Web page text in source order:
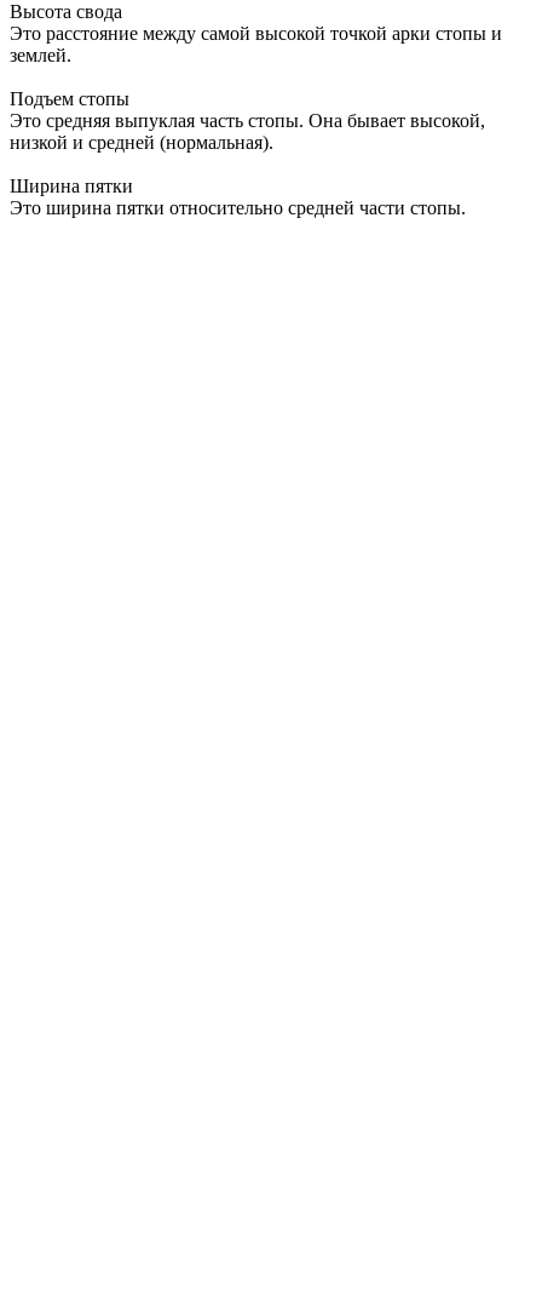
Высота свода
Это расстояние между самой высокой точкой арки стопы и
землей.
Подъем стопы
Это средняя выпуклая часть стопы. Она бывает высокой,
низкой и средней (нормальная).
Ширина пятки
Это ширина пятки относительно средней части стопы.